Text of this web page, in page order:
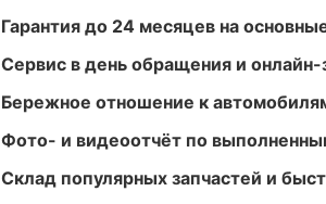
Гарантия до 24 месяцев на
Сервис в день обращения и онлайн-
Бережное отношение к
Фото- и видеоотчёт по
Склад популярных запчастей и